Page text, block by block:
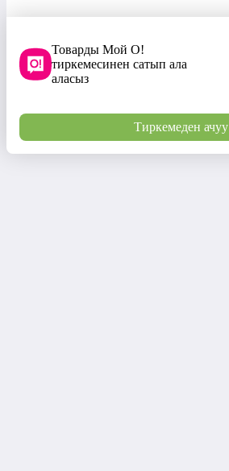
Товарды Мой О!
тиркемесинен сатып ала
аласыз
Тиркемеден ачуу